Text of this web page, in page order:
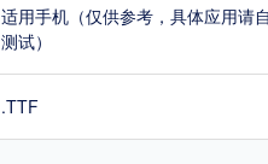
适用手机（仅供参考，具体应用请
测试）
.TTF